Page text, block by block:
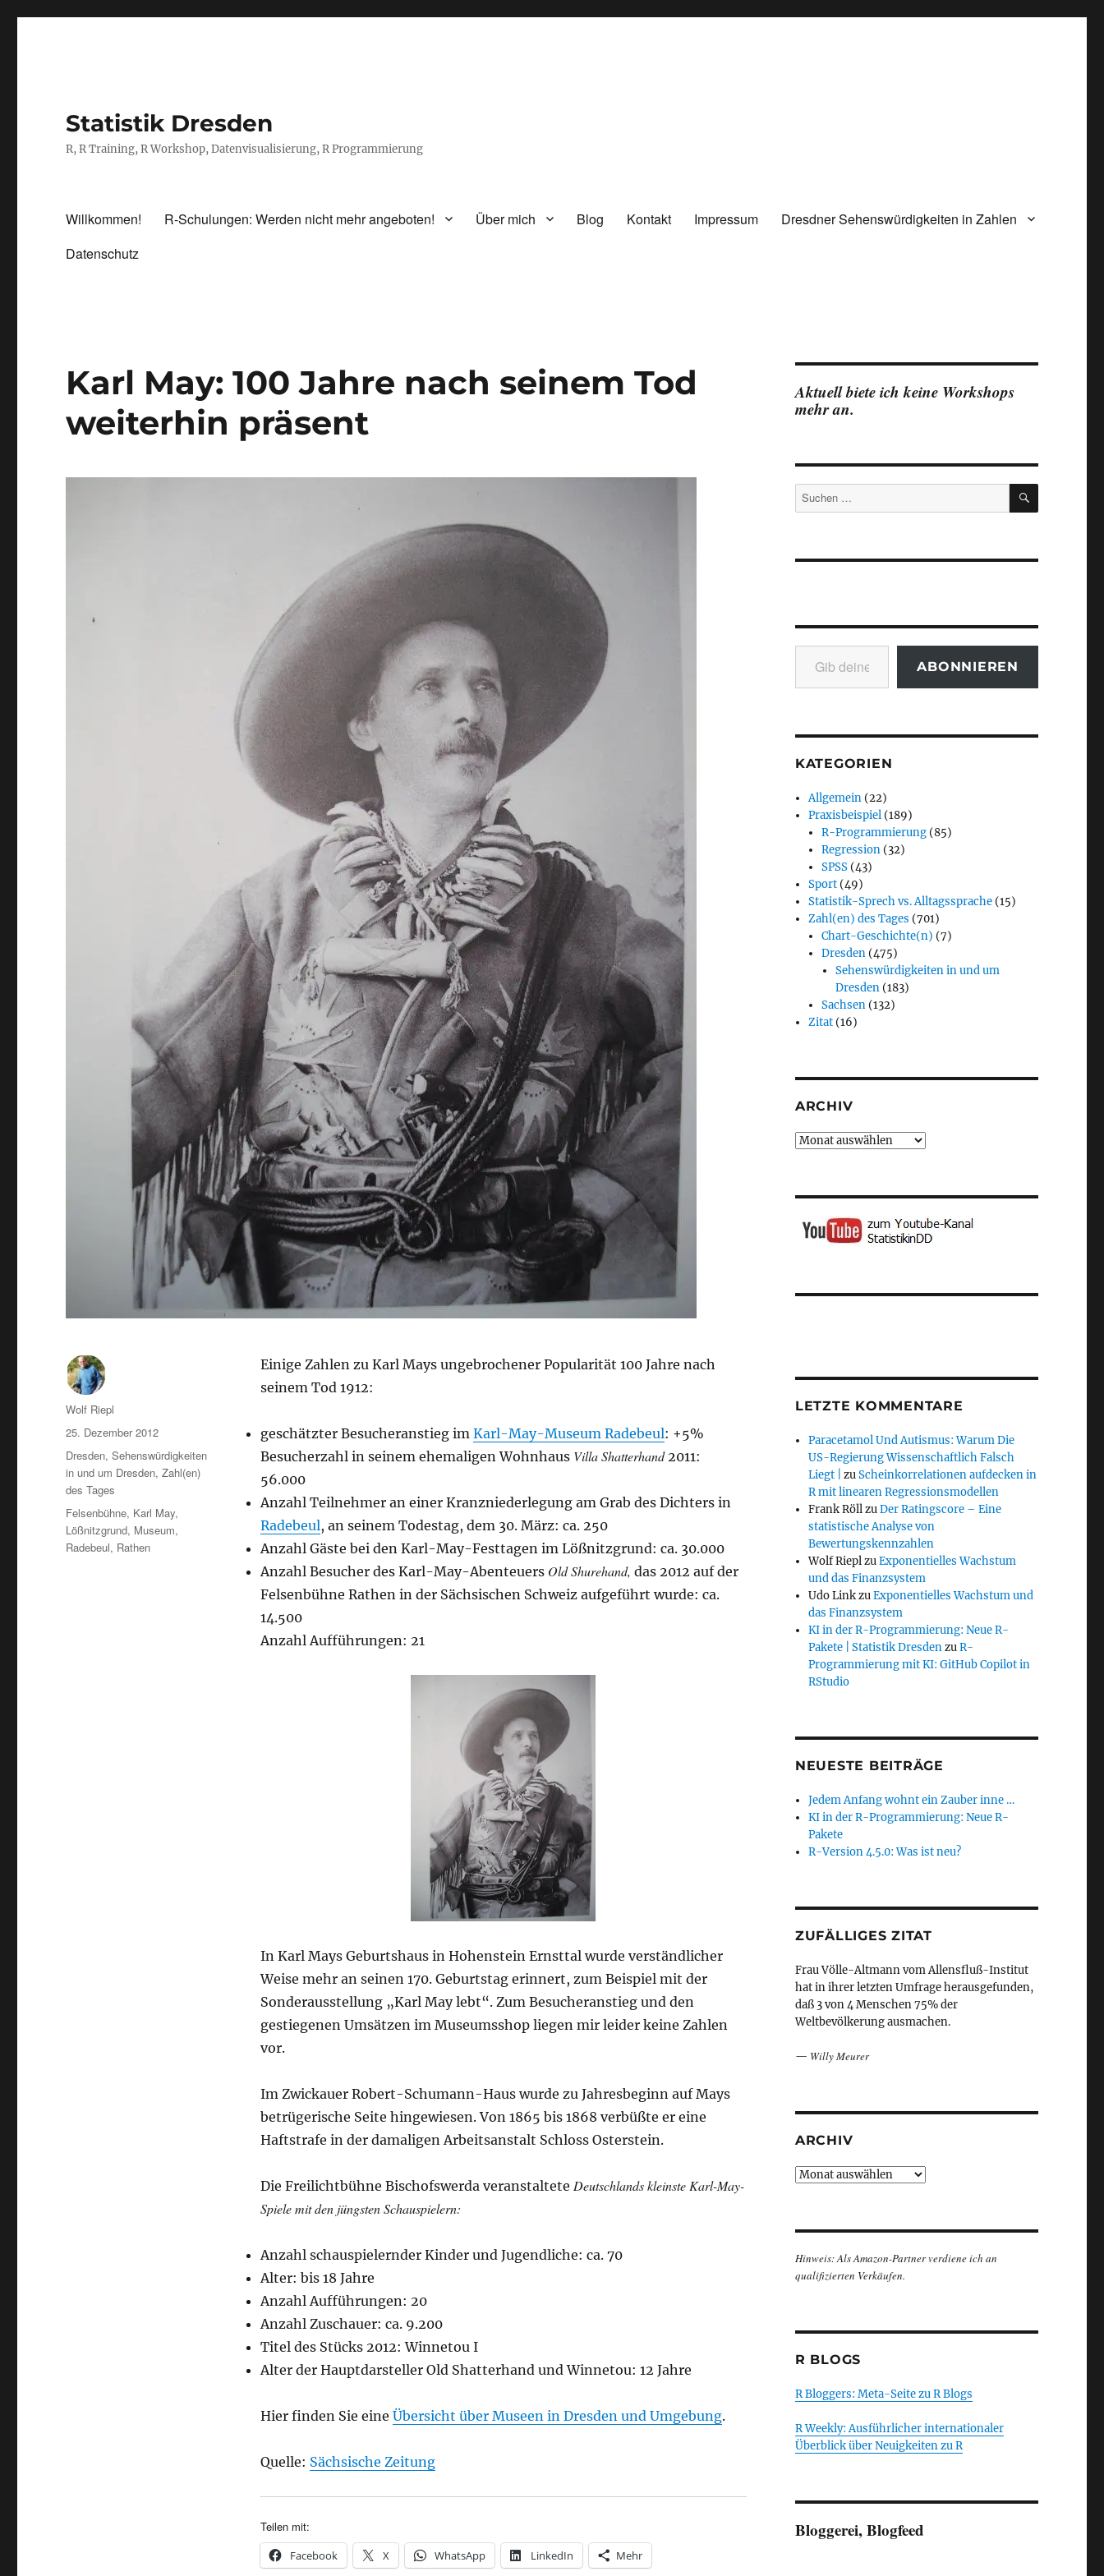
Statistik Dresden
R, R Training, R Workshop, Datenvisualisierung, R Programmierung
Willkommen! R-Schulungen: Werden nicht mehr angeboten! Über mich Blog Kontakt Impressum
Dresdner Sehenswürdigkeiten in Zahlen
Datenschutz
Karl May: 100 Jahre nach seinem Tod
weiterhin präsent
Einige Zahlen zu Karl Mays ungebrochener Popularität 100 Jahre nach
seinem Tod 1912:
geschätzter Besucheranstieg im Karl-May-Museum Radebeul: +5%
Besucherzahl in seinem ehemaligen Wohnhaus Villa Shatterhand2011:
56.000
Anzahl Teilnehmer an einer Kranzniederlegung am Grab des Dichters in
Radebeul, an seinem Todestag, dem 30. März: ca. 250
Anzahl Gäste bei den Karl-May-Festtagen im Lößnitzgrund: ca. 30.000
Anzahl Besucher des Karl-May-Abenteuers Old Shurehand, das 2012 auf der
Felsenbühne Rathen in der Sächsischen Schweiz aufgeführt wurde: ca.
14.500
Anzahl Aufführungen: 21
In Karl Mays Geburtshaus in Hohenstein Ernsttal wurde verständlicher
Weise mehr an seinen 170. Geburtstag erinnert, zum Beispiel mit der
Sonderausstellung „Karl May lebt“. Zum Besucheranstieg und den
gestiegenen Umsätzen im Museumsshop liegen mir leider keine Zahlen
vor.
Im Zwickauer Robert-Schumann-Haus wurde zu Jahresbeginn auf Mays
betrügerische Seite hingewiesen. Von 1865 bis 1868 verbüßte er eine
Haftstrafe in der damaligen Arbeitsanstalt Schloss Osterstein.
Die Freilichtbühne Bischofswerda veranstaltete Deutschlands kleinste Karl-May-
Spiele mit den jüngsten Schauspielern:
Anzahl schauspielernder Kinder und Jugendliche: ca. 70
Alter: bis 18 Jahre
Anzahl Aufführungen: 20
Anzahl Zuschauer: ca. 9.200
Titel des Stücks 2012: Winnetou I
Alter der Hauptdarsteller Old Shatterhand und Winnetou: 12 Jahre
Hier finden Sie eine Übersicht über Museen in Dresden und Umgebung.
Quelle: Sächsische Zeitung
Teilen mit:
Facebook X WhatsApp LinkedIn Mehr
Autor
Wolf Riepl
Veröffentlicht
am
25. Dezember 2012
Kategorien
Dresden,Sehenswürdigkeiten
in und um Dresden,Zahl(en)
des Tages
Schlagwörter
Felsenbühne, Karl May,
Lößnitzgrund, Museum,
Radebeul, Rathen
Aktuell biete ich keine Workshops
mehr an.
Suchen
nach:
SUCHEN
Gib deine E-Mail-Adresse ein ...
ABONNIEREN
KATEGORIEN
Allgemein (22)
Praxisbeispiel (189)
R-Programmierung (85)
Regression (32)
SPSS (43)
Sport (49)
Statistik-Sprech vs. Alltagssprache (15)
Zahl(en) des Tages (701)
Chart-Geschichte(n) (7)
Dresden (475)
Sehenswürdigkeiten in und um
Dresden(183)
Sachsen (132)
Zitat (16)
ARCHIV
Archiv
LETZTE KOMMENTARE
Paracetamol Und Autismus: Warum Die
US-Regierung Wissenschaftlich Falsch
Liegt |
zuScheinkorrelationen aufdecken in
R mit linearen Regressionsmodellen
Frank RöllzuDer Ratingscore – Eine
statistische Analyse von
Bewertungskennzahlen
Wolf RieplzuExponentielles Wachstum
und das Finanzsystem
Udo LinkzuExponentielles Wachstum und
das Finanzsystem
KI in der R-Programmierung: Neue R-
Pakete | Statistik DresdenzuR-
Programmierung mit KI: GitHub Copilot in
RStudio
NEUESTE BEITRÄGE
Jedem Anfang wohnt ein Zauber inne …
KI in der R-Programmierung: Neue R-
Pakete
R-Version 4.5.0: Was ist neu?
ZUFÄLLIGES ZITAT
Frau Völle-Altmann vom Allensfluß-Institut
hat in ihrer letzten Umfrage herausgefunden,
daß 3 von 4 Menschen 75% der
Weltbevölkerung ausmachen.
— Willy Meurer
ARCHIV
Archiv
Hinweis: Als Amazon-Partner verdiene ich an
qualifizierten Verkäufen.
R BLOGS
R Bloggers: Meta-Seite zu R Blogs
R Weekly: Ausführlicher internationaler
Überblick über Neuigkeiten zu R
Bloggerei, Blogfeed